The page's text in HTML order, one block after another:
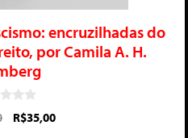
encruzilhadas do
por Camila A. H.
R$35,00